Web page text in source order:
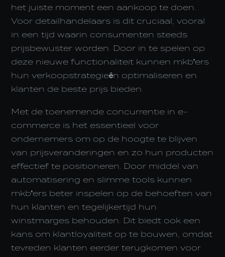
het juiste moment een aankoop te doen.
Voor detailhandelaars is dit cruciaal, vooral
in een tijd waarin consumenten steeds
prijsbewuster worden. Door in te spelen op
deze nieuwe functionaliteit kunnen mkb'ers
hun verkoopstrategieën optimaliseren en
klanten de beste prijs bieden.
Met de toenemende concurrentie in e-
commerce is het essentieel voor
ondernemers om op de hoogte te blijven
van prijsveranderingen en zo hun producten
effectief te positioneren. Door middel van
automatisering en slimme tools kunnen
mkb'ers beter inspelen op de behoeften van
hun klanten en tegelijkertijd hun
winstmarges behouden. Dit biedt ook een
kans om klantloyaliteit op te bouwen, omdat
tevreden klanten eerder terugkomen voor